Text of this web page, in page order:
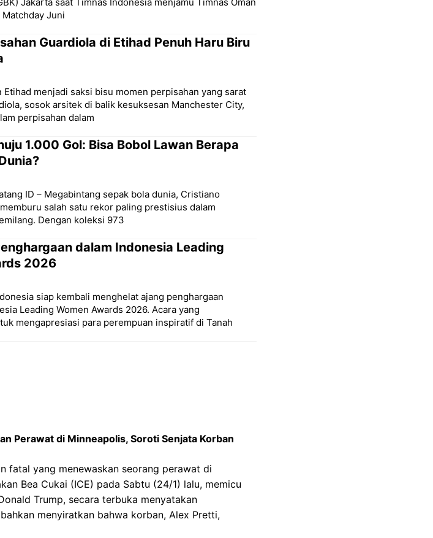
Jakarta saat Timnas Indonesia menjamu Timnas Oman
Matchday Juni
Guardiola di Etihad Penuh Haru Biru
Etihad menjadi saksi bisu momen perpisahan yang sarat
sosok arsitek di balik kesuksesan Manchester City,
perpisahan dalam
1.000 Gol: Bisa Bobol Lawan Berapa
ID – Megabintang sepak bola dunia, Cristiano
salah satu rekor paling prestisius dalam
Dengan koleksi 973
dalam Indonesia Leading
2026
siap kembali menghelat ajang penghargaan
Leading Women Awards 2026. Acara yang
mengapresiasi para perempuan inspiratif di Tanah
Perawat di Minneapolis, Soroti Senjata Korban
fatal yang menewaskan seorang perawat di
Bea Cukai (ICE) pada Sabtu (24/1) lalu, memicu
Trump, secara terbuka menyatakan
menyiratkan bahwa korban, Alex Pretti,